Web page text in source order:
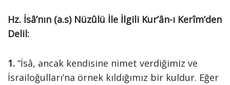
Hz. İsâ’nın (a.s) Nüzûlü İle İlgili Kur’ân-ı Kerîm’den
Delil:
1. “İsâ, ancak kendisine nimet verdiğimiz ve
İsrailoğulları’na örnek kıldığımız bir kuldur. Eğer